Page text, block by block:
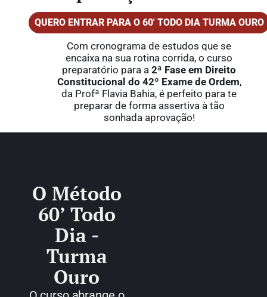
Com cronograma de estudos que se
encaixa na sua rotina corrida, o curso
preparatório para a 2ª Fase em Direito
Constitucional do 42º Exame de Ordem,
da Profª Flavia Bahia, é perfeito para te
preparar de forma assertiva à tão
sonhada aprovação!
QUERO ENTRAR PARA O 60' TODO DIA TURMA OURO
O Método
60’ Todo
Dia -
Turma
Ouro​